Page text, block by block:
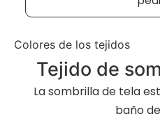
Colores de los tejidos
Tejido de
La sombrilla de tela
baño